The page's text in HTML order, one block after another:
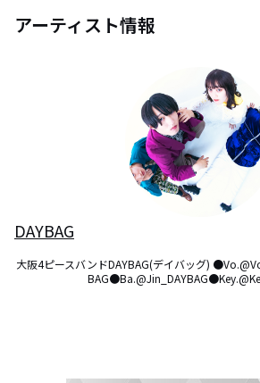
アーティスト情報
DAYBAG
大阪4ピースバンドDAYBAG(デイバッグ)